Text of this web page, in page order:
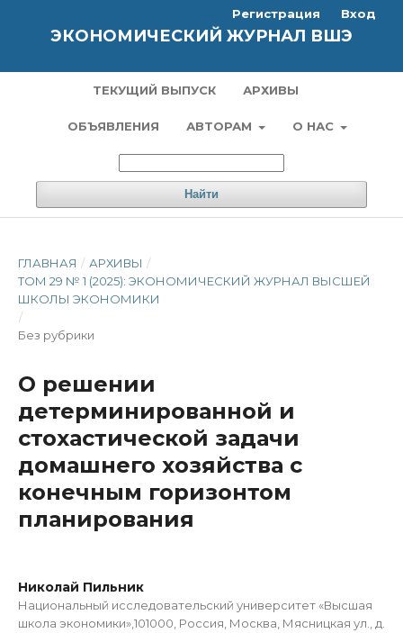
ЭКОНОМИЧЕСКИЙ ЖУРНАЛ ВШЭ
ТЕКУЩИЙ ВЫПУСК АРХИВЫ
ОБЪЯВЛЕНИЯ АВТОРАМ О НАС
Найти
Регистрация Вход
ГЛАВНАЯ / АРХИВЫ /
ТОМ 29 № 1 (2025): ЭКОНОМИЧЕСКИЙ ЖУРНАЛ ВЫСШЕЙ
ШКОЛЫ ЭКОНОМИКИ
/
Без рубрики
О решении
детерминированной и
стохастической задачи
домашнего хозяйства с
конечным горизонтом
планирования
Николай Пильник
Национальный исследовательский университет «Высшая
школа экономики»,101000, Россия, Москва, Мясницкая ул., д.